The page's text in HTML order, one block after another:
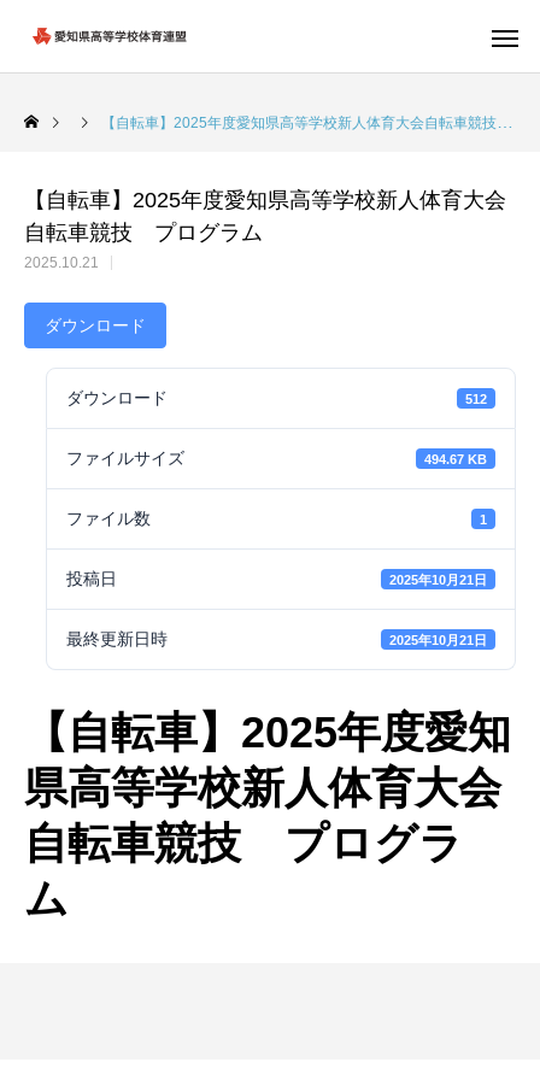
【自転車】2025年度愛知県高等学校新人体育大会自転車競技 プログラム
【自転車】2025年度愛知県高等学校新人体育大会
自転車競技 プログラム
2025.10.21
ダウンロード
ダウンロード 512
ファイルサイズ 494.67 KB
ファイル数 1
投稿日 2025年10月21日
最終更新日時 2025年10月21日
【自転車】2025年度愛知
県高等学校新人体育大会
自転車競技 プログラ
ム